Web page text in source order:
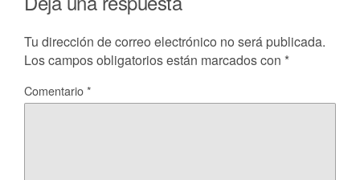
Tu dirección de correo electrónico no será publicada.
Los campos obligatorios están marcados con *
Comentario*